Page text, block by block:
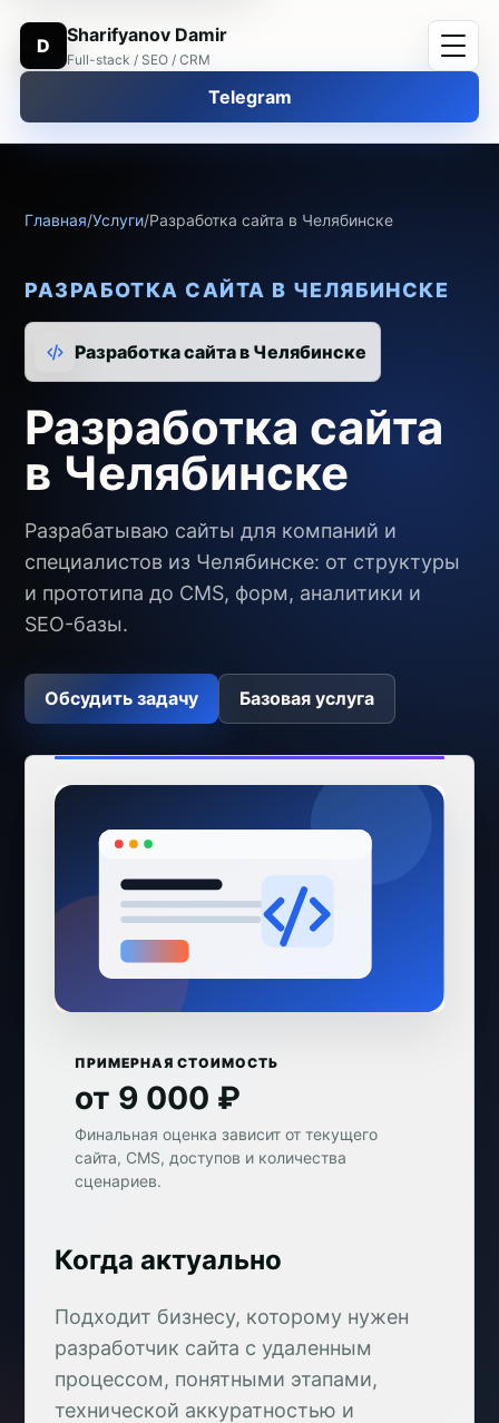
D Sharifyanov Damir
Full-stack / SEO / CRM
Telegram
Главная/Услуги/Разработка сайта в Челябинске
РАЗРАБОТКА САЙТА В ЧЕЛЯБИНСКЕ
Разработка сайта в Челябинске
Разработка сайта
в Челябинске
Разрабатываю сайты для компаний и
специалистов из Челябинске: от структуры
и прототипа до CMS, форм, аналитики и
SEO-базы.
Обсудить задачу Базовая услуга
ПРИМЕРНАЯ СТОИМОСТЬ
от 9 000 ₽
Финальная оценка зависит от текущего
сайта, CMS, доступов и количества
сценариев.
Когда актуально
Подходит бизнесу, которому нужен
разработчик сайта с удаленным
процессом, понятными этапами,
технической аккуратностью и